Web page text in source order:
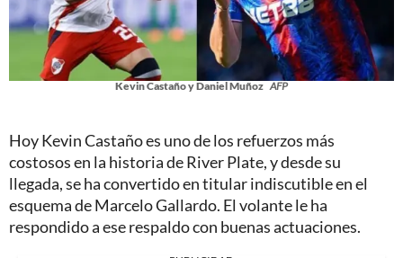
Kevin Castaño y Daniel Muñoz AFP
Hoy Kevin Castaño es uno de los refuerzos más
costosos en la historia de River Plate, y desde su
llegada, se ha convertido en titular indiscutible en el
esquema de Marcelo Gallardo. El volante le ha
respondido a ese respaldo con buenas actuaciones.